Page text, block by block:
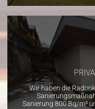
Wir haben die
Sanierung 800 Bq/m³